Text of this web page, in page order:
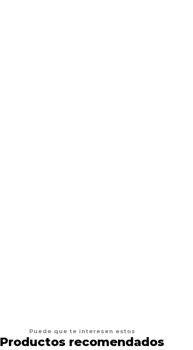
Puede que te interesen estos
Productos recomendados